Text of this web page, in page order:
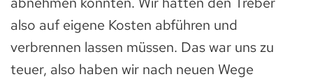
also auf eigene Kosten abführen und
verbrennen lassen müssen. Das war uns zu
teuer, also haben wir nach neuen Wege